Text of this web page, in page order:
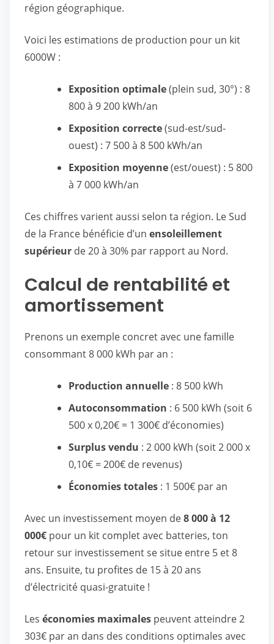
région géographique.
Voici les estimations de production pour un kit
6000W :
Exposition optimale(plein sud, 30°) : 8
800 à 9 200 kWh/an
Exposition correcte(sud-est/sud-
ouest) : 7 500 à 8 500 kWh/an
Exposition moyenne(est/ouest) : 5 800
à 7 000 kWh/an
Ces chiffres varient aussi selon ta région. Le Sud
de la France bénéficie d’un ensoleillement
supérieur de 20 à 30% par rapport au Nord.
Calcul de rentabilité et
amortissement
Prenons un exemple concret avec une famille
consommant 8 000 kWh par an :
Production annuelle : 8 500 kWh
Autoconsommation : 6 500 kWh (soit 6
500 x 0,20€ = 1 300€ d’économies)
Surplus vendu : 2 000 kWh (soit 2 000 x
0,10€ = 200€ de revenus)
Économies totales : 1 500€ par an
Avec un investissement moyen de8 000 à 12
000€ pour un kit complet avec batteries, ton
retour sur investissement se situe entre 5 et 8
ans. Ensuite, tu profites de 15 à 20 ans
d’électricité quasi-gratuite !
Les économies maximales peuvent atteindre 2
303€ par an dans des conditions optimales avec